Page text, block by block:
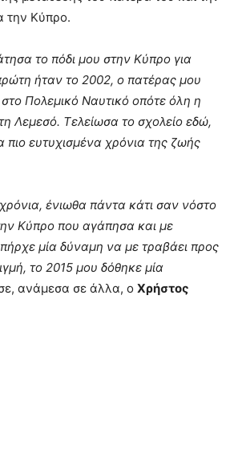
την Κύπρο.
το πόδι μου στην Κύπρο για
ήταν το 2002, ο πατέρας μου
Πολεμικό Ναυτικό οπότε όλη η
Λεμεσό. Τελείωσα το σχολείο εδώ,
πιο ευτυχισμένα χρόνια της ζωής
ένιωθα πάντα κάτι σαν νόστο
Κύπρο που αγάπησα και με
μία δύναμη να με τραβάει προς
το 2015 μου δόθηκε μία
ανάμεσα σε άλλα, ο Χρήστος